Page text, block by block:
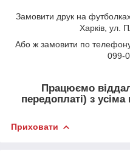
Замовити друк на
Харків, ул.
Або ж замовити по
099-
Працюємо
передоплаті) з
Приховати